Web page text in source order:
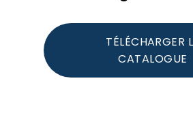
TÉLÉCHARGER
CATALOGUE